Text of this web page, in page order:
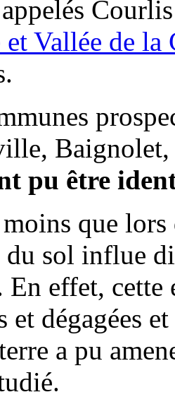
et Vallée de la
pu être
que
sol influe
En effet, cette
et dégagées
a pu